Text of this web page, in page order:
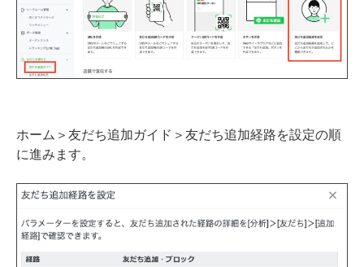
ホーム＞友だち追加ガイド＞友だち追加経路を設定の順
に進みます。